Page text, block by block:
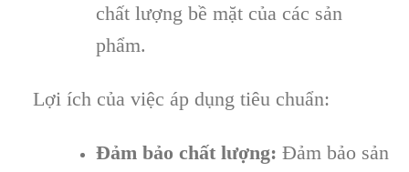
chất lượng bề mặt của các sản
phẩm.
Lợi ích của việc áp dụng tiêu chuẩn:
Đảm bảo chất lượng: Đảm bảo sản